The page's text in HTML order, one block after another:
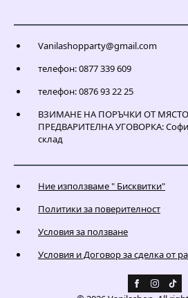
Vanilashopparty@gmail.com
телефон: 0877 339 609
телефон: 0876 93 22 25
ВЗИМАНЕ НА ПОРЪЧКИ ОТ
ПРЕДВАРИТЕЛНА УГОВОРКА:
склад
Ние използваме " Бисквитки"
Политики за поверителност
Условия за ползване
Условия и Договор за сделка от